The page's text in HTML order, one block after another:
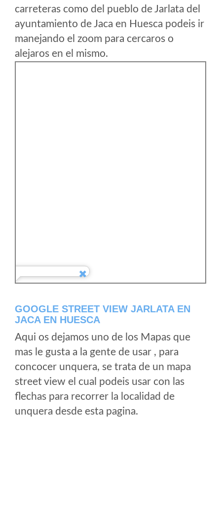
carreteras como del pueblo de Jarlata del
ayuntamiento de Jaca en Huesca podeis ir
manejando el zoom para cercaros o
alejaros en el mismo.
GOOGLE STREET VIEW JARLATA EN
JACA EN HUESCA
Aqui os dejamos uno de los Mapas que
mas le gusta a la gente de usar , para
concocer unquera, se trata de un mapa
street view el cual podeis usar con las
flechas para recorrer la localidad de
unquera desde esta pagina.